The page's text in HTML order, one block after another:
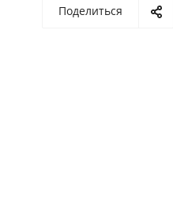
Поделиться